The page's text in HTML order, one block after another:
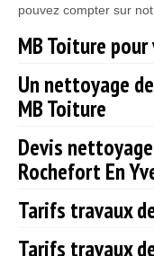
pouvez compter sur
MB Toiture
Pour satisfaire vos
cesse d’élargir et
à la disposition de
modernes qui sont à
rassurons, que nos
de façade dans les
Un nettoyage
MB Toiture
Sollicitez les services
vous prévoyez de
expérimenté dans le
MB Toiture est en
maison et de rendre
n’hésitez pas à faire
Devis
Rochefort En
Avant que nous
vous puissiez avoir
Tarifs travaux
Les tarifs pour un
Tarifs travaux